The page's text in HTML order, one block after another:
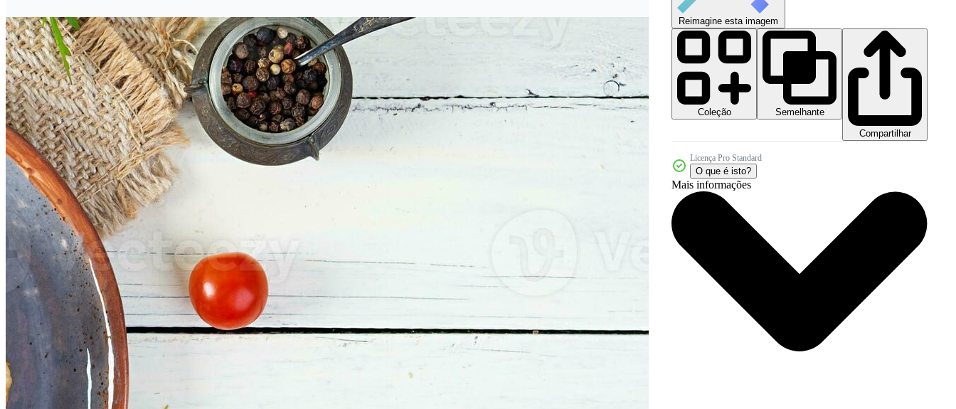
Reimagine esta imagem
Coleção
Semelhante
Compartilhar
Licença Pro Standard
O que é isto?
Mais informações